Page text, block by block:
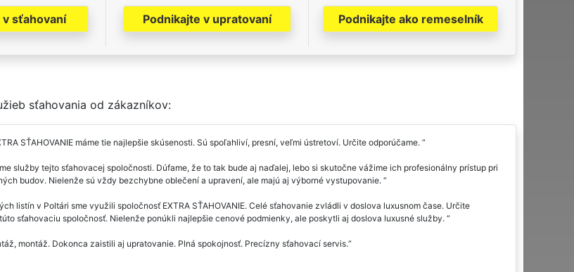
v sťahovaní Podnikajte v upratovaní Podnikajte ako remeselník
sťahovania od zákazníkov:
SŤAHOVANIE máme tie najlepšie skúsenosti. Sú spoľahliví, presní, veľmi ústretoví. Určite odporúčame.
služby tejto sťahovacej spoločnosti. Dúfame, že to tak bude aj naďalej, lebo si skutočne vážime ich profesionálny prístup pri
budov. Nielenže sú vždy bezchybne oblečení a upravení, ale majú aj výborné vystupovanie.
listín v Poltári sme využili spoločnosť EXTRA SŤAHOVANIE. Celé sťahovanie zvládli v doslova luxusnom čase. Určite
sťahovaciu spoločnosť. Nielenže ponúkli najlepšie cenové podmienky, ale poskytli aj doslova luxusné služby.
montáž. Dokonca zaistili aj upratovanie. Plná spokojnosť. Precízny sťahovací servis.